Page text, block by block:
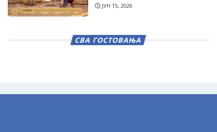
ЈУН 15, 2026
СВА ГОСТОВАЊА